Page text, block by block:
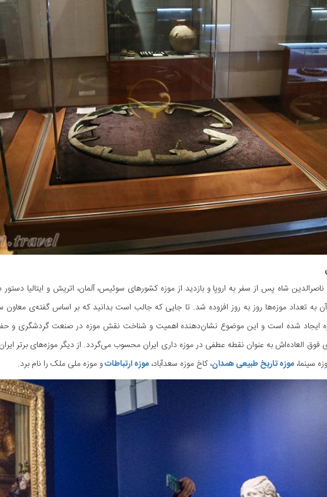
به تعداد موزه‌ها روز به روز افزوده شد. تا جایی که جالب است بدانید که بر اساس گفته‌ی معاون
فوق العاده‌اش به عنوان نقطه عطفی در موزه داری ایران محسوب می‌گردد. از دیگر موزه‌های برتر
سینما، موزه تاریخ طبیعی همدان، کاخ موزه سعدآباد، موزه ارتباطاتو موزه ملی ملک را نام برد.